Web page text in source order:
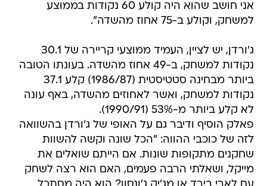
אני חושב שהוא היה קולע 60 נקודות בממוצע
למשחק, וקולע ב-75 אחוז מהשדה".
ג'ורדן, יש לציין, העמיד ממוצעי קריירה של 30.1
נקודות למשחק, ב-49 אחוז מהשדה. בעונתו הטובה
ביותר מבחינה סטטיסטית (1986/87) קלע 37.1
נקודות למשחק, ואשר לאחוזים מהשדה, באף עונה
לא קלע ביותר מ-53% (1990/91).
פאלק הוסיף ודיבר גם על האופי של ג'ורדן בהשוואה
לזה של כוכבי ההווה: "הכל שונה וקשה להשוות
שחקנים מתקופות שונות. אם הייתם שואלים את
מייקל, ושאלתי הרבה פעמים, האם הוא רצה לשחק